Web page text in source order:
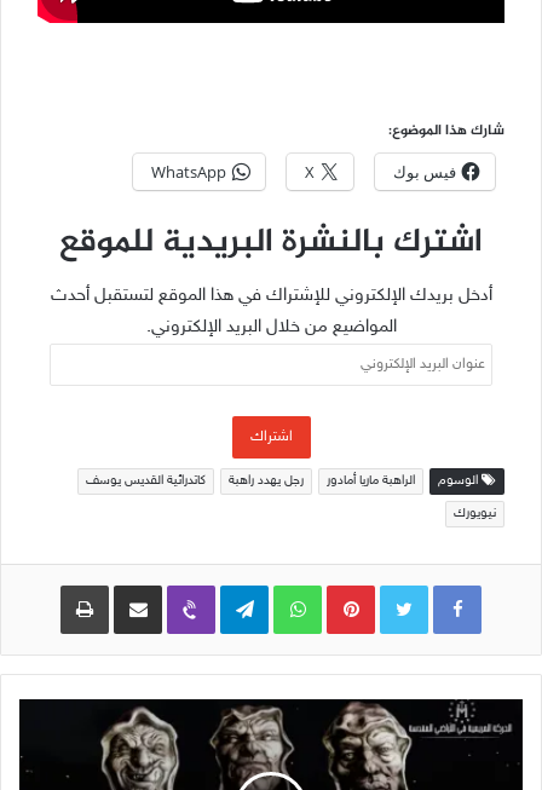
شارك هذا الموضوع:
فيس بوك X
WhatsApp
اشترك بالنشرة البريدية للموقع
أدخل بريدك الإلكتروني للإشتراك في هذا الموقع لتستقبل أحدث
المواضيع من خلال البريد الإلكتروني.
عنوان
البريد
اشتراك
الوسوم الراهبة ماريا أمادور رجل يهدد راهبة كاتدرائية القديس يوسف
نيويورك
Pinterest
WhatsApp
Telegram
Viber مشاركة عبر البريد طباعة